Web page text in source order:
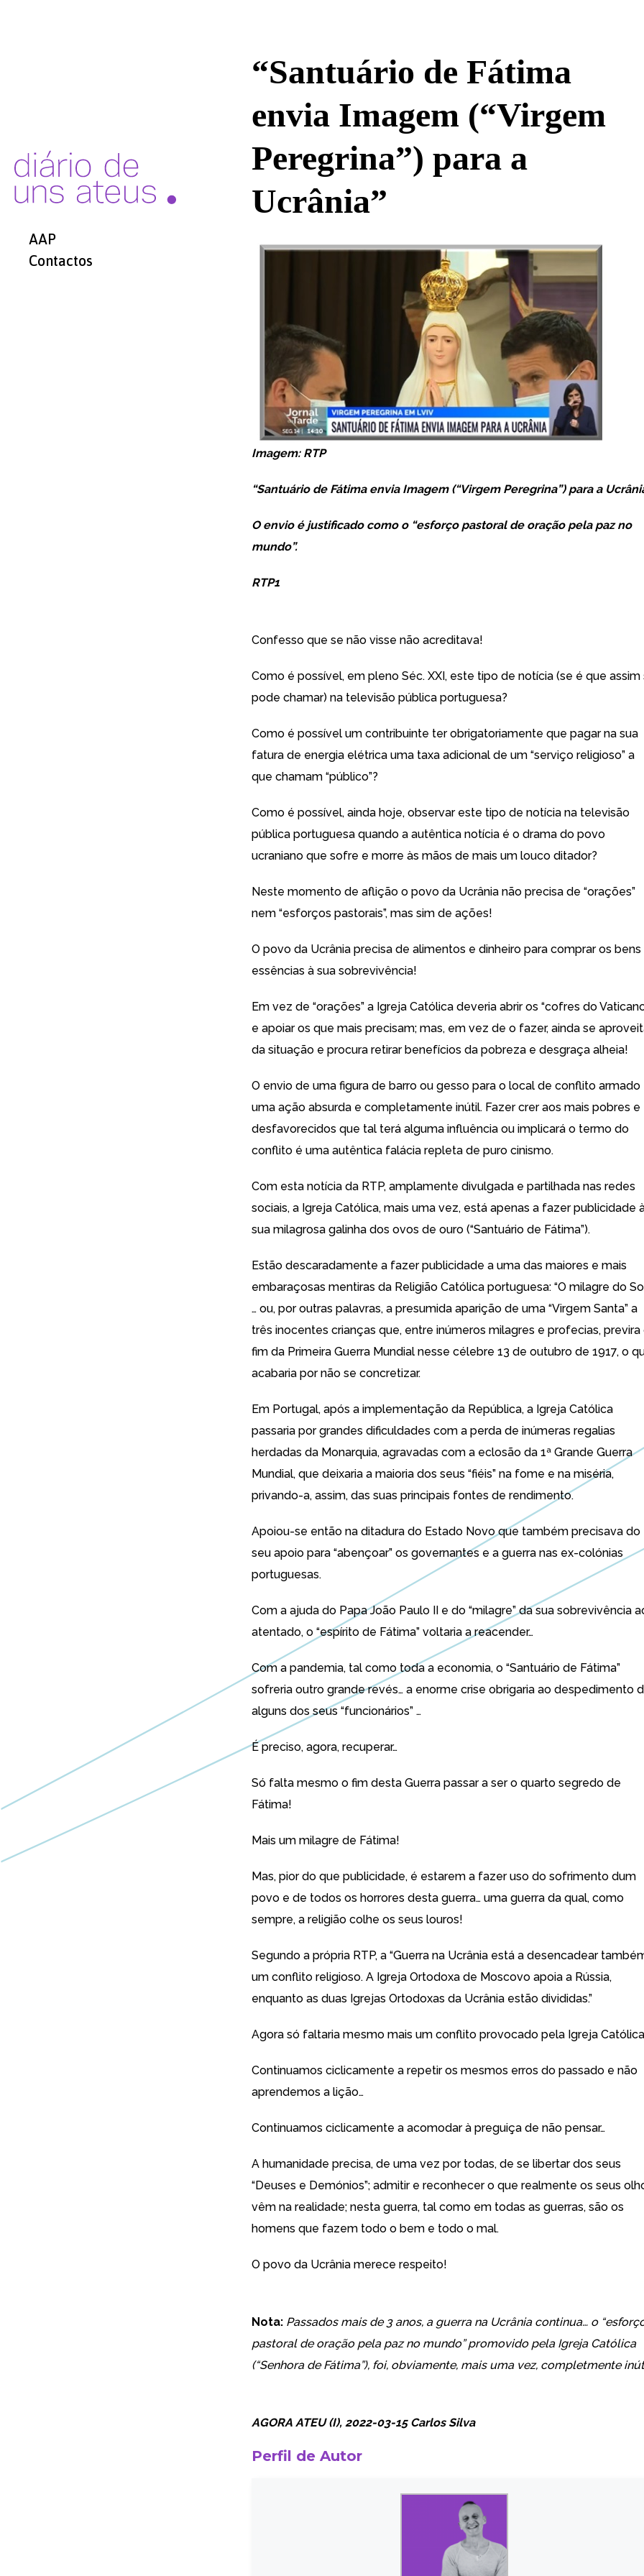
AAP
Contactos
“Santuário de Fátima
envia Imagem (“Virgem
Peregrina”) para a
Ucrânia”
Imagem: RTP
“Santuário de Fátima envia Imagem (“Virgem Peregrina”) para a
O envio é justificado como o “esforço pastoral de oração pela paz no
mundo”.
RTP1
Confesso que se não visse não acreditava!
Como é possível, em pleno Séc. XXI, este tipo de notícia (se é que assim
pode chamar) na televisão pública portuguesa?
Como é possível um contribuinte ter obrigatoriamente que pagar na sua
fatura de energia elétrica uma taxa adicional de um “serviço religioso” a
que chamam “público”?
Como é possível, ainda hoje, observar este tipo de notícia na televisão
pública portuguesa quando a autêntica notícia é o drama do povo
ucraniano que sofre e morre às mãos de mais um louco ditador?
Neste momento de aflição o povo da Ucrânia não precisa de “orações”
nem “esforços pastorais”, mas sim de ações!
O povo da Ucrânia precisa de alimentos e dinheiro para comprar os bens
essências à sua sobrevivência!
Em vez de “orações” a Igreja Católica deveria abrir os “cofres do
e apoiar os que mais precisam; mas, em vez de o fazer, ainda se
da situação e procura retirar benefícios da pobreza e desgraça alheia!
O envio de uma figura de barro ou gesso para o local de conflito armado
uma ação absurda e completamente inútil. Fazer crer aos mais pobres e
desfavorecidos que tal terá alguma influência ou implicará o termo do
conflito é uma autêntica falácia repleta de puro cinismo.
Com esta notícia da RTP, amplamente divulgada e partilhada nas redes
sociais, a Igreja Católica, mais uma vez, está apenas a fazer publicidade
sua milagrosa galinha dos ovos de ouro (“Santuário de Fátima”).
Estão descaradamente a fazer publicidade a uma das maiores e mais
embaraçosas mentiras da Religião Católica portuguesa: “O milagre do
… ou, por outras palavras, a presumida aparição de uma “Virgem Santa” a
três inocentes crianças que, entre inúmeros milagres e profecias, previra
fim da Primeira Guerra Mundial nesse célebre 13 de outubro de 1917, o
acabaria por não se concretizar.
Em Portugal, após a implementação da República, a Igreja Católica
passaria por grandes dificuldades com a perda de inúmeras regalias
herdadas da Monarquia, agravadas com a eclosão da 1ª Grande Guerra
Mundial, que deixaria a maioria dos seus “fiéis” na fome e na miséria,
privando-a, assim, das suas principais fontes de rendimento.
Apoiou-se então na ditadura do Estado Novo que também precisava do
seu apoio para “abençoar” os governantes e a guerra nas ex-colónias
portuguesas.
Com a ajuda do Papa João Paulo II e do “milagre” da sua sobrevivência
atentado, o “espírito de Fátima” voltaria a reacender…
Com a pandemia, tal como toda a economia, o “Santuário de Fátima”
sofreria outro grande revés… a enorme crise obrigaria ao despedimento
alguns dos seus “funcionários” …
É preciso, agora, recuperar…
Só falta mesmo o fim desta Guerra passar a ser o quarto segredo de
Fátima!
Mais um milagre de Fátima!
Mas, pior do que publicidade, é estarem a fazer uso do sofrimento dum
povo e de todos os horrores desta guerra… uma guerra da qual, como
sempre, a religião colhe os seus louros!
Segundo a própria RTP, a “Guerra na Ucrânia está a desencadear
um conflito religioso. A Igreja Ortodoxa de Moscovo apoia a Rússia,
enquanto as duas Igrejas Ortodoxas da Ucrânia estão divididas.”
Agora só faltaria mesmo mais um conflito provocado pela Igreja
Continuamos ciclicamente a repetir os mesmos erros do passado e não
aprendemos a lição…
Continuamos ciclicamente a acomodar à preguiça de não pensar…
A humanidade precisa, de uma vez por todas, de se libertar dos seus
“Deuses e Demónios”; admitir e reconhecer o que realmente os seus
vêm na realidade; nesta guerra, tal como em todas as guerras, são os
homens que fazem todo o bem e todo o mal.
O povo da Ucrânia merece respeito!
Nota: Passados mais de 3 anos, a guerra na Ucrânia continua… o
pastoral de oração pela paz no mundo” promovido pela Igreja Católica
(“Senhora de Fátima”), foi, obviamente, mais uma vez, completmente
AGORA ATEU (I), 2022-03-15 Carlos Silva
Perfil de Autor